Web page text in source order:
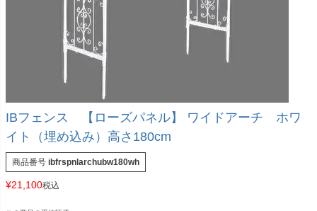
IBフェンス 【ローズパネル】 ワイドアーチ ホワ
イト（埋め込み）高さ180cm
商品番号 ibfrspnlarchubw180wh
¥21,100税込